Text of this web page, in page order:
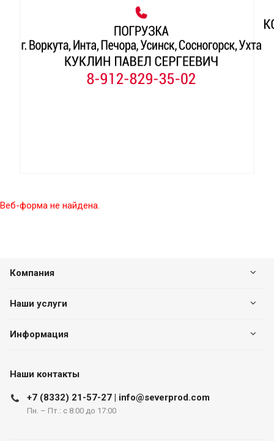
Веб-форма не найдена.
Компания
Наши услуги
Информация
Наши контакты
+7 (8332) 21-57-27 | info@severprod.com
Пн. – Пт.: с 8:00 до 17:00